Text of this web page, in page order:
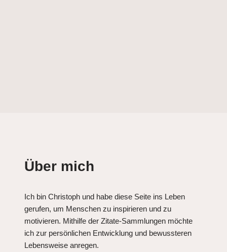
Über mich
Ich bin Christoph und habe diese Seite ins Leben
gerufen, um Menschen zu inspirieren und zu
motivieren. Mithilfe der Zitate-Sammlungen möchte
ich zur persönlichen Entwicklung und bewussteren
Lebensweise anregen.